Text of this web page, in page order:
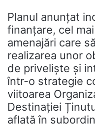
Planul anunțat
finanțare, cel
amenajări care
realizarea unor
de priveliște și
într-o strategie
viitoarea
Destinației
aflată în